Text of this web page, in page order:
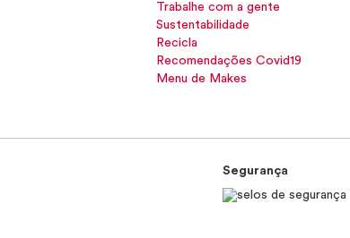
Trabalhe com a gente
Sustentabilidade
Recicla
Recomendações Covid19
Menu de Makes
Segurança